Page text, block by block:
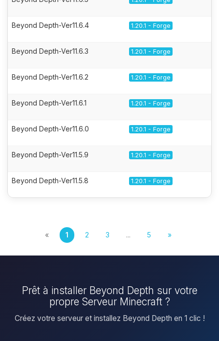
Beyond Depth-Ver11.6.4 1.20.1 - Forge
Beyond Depth-Ver11.6.3 1.20.1 - Forge
Beyond Depth-Ver11.6.2 1.20.1 - Forge
Beyond Depth-Ver11.6.1 1.20.1 - Forge
Beyond Depth-Ver11.6.0 1.20.1 - Forge
Beyond Depth-Ver11.5.9 1.20.1 - Forge
Beyond Depth-Ver11.5.8 1.20.1 - Forge
« 1 2 3 ... 5 »
Prêt à installer Beyond Depth sur votre
propre Serveur Minecraft ?
Créez votre serveur et installez Beyond Depth en 1 clic !